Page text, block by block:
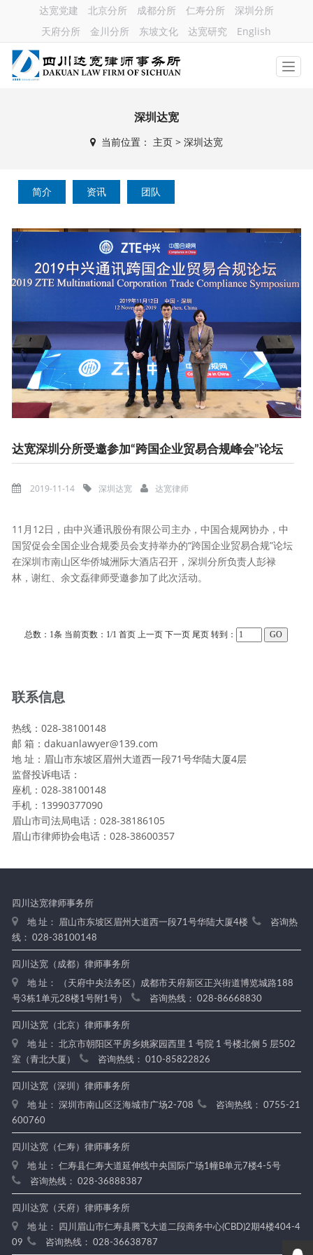
达宽党建 北京分所 成都分所 仁寿分所
深圳分所
天府分所
金川分所 东坡文化 达宽研究 English
深圳达宽
当前位置： 主页> 深圳达宽
简介 资讯 团队
达宽深圳分所受邀参加“跨国企业贸易合规峰会”论坛
2019-11-14 深圳达宽 达宽律师
11月12日，由中兴通讯股份有限公司主办，中国合规网协办，中
国贸促会全国企业合规委员会支持举办的“跨国企业贸易合规”论坛
在深圳市南山区华侨城洲际大酒店召开，深圳分所负责人彭禄
林，谢红、余文磊律师受邀参加了此次活动。
总数：1条 当前页数： 1/1 首页 上一页 下一页 尾页 转到：
联系信息
热线：028-38100148
邮 箱：dakuanlawyer@139.com
地 址：眉山市东坡区眉州大道西一段71号华陆大厦4层
监督投诉电话：
座机：028-38100148
手机：13990377090
眉山市司法局电话：028-38186105
眉山市律师协会电话：028-38600357
四川达宽律师事务所
地 址： 眉山市东坡区眉州大道西一段71号华陆大厦4楼
咨询热
线： 028-38100148
四川达宽（成都）律师事务所
地 址： （天府中央法务区）成都市天府新区正兴街道博览城路188
号3栋1单元28楼1号附1号）
咨询热线： 028-86668830
四川达宽（北京）律师事务所
地 址： 北京市朝阳区平房乡姚家园西里 1 号院 1 号楼北侧 5 层502
室（青北大厦）
咨询热线： 010-85822826
四川达宽（深圳）律师事务所
地 址： 深圳市南山区泛海城市广场2-708
咨询热线： 0755-21
600760
四川达宽（仁寿）律师事务所
地 址： 仁寿县仁寿大道延伸线中央国际广场1幢B单元7楼4-5号
咨询热线： 028-36888387
四川达宽（天府）律师事务所
地 址： 四川眉山市仁寿县腾飞大道二段商务中心(CBD)2期4楼404-4
09
咨询热线： 028-36638787